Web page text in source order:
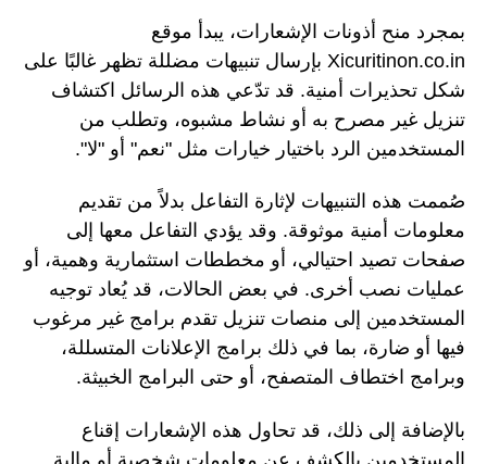
بمجرد منح أذونات الإشعارات، يبدأ موقع
Xicuritinon.co.in بإرسال تنبيهات مضللة تظهر غالبًا على
شكل تحذيرات أمنية. قد تدّعي هذه الرسائل اكتشاف
تنزيل غير مصرح به أو نشاط مشبوه، وتطلب من
المستخدمين الرد باختيار خيارات مثل "نعم" أو "لا".
صُممت هذه التنبيهات لإثارة التفاعل بدلاً من تقديم
معلومات أمنية موثوقة. وقد يؤدي التفاعل معها إلى
صفحات تصيد احتيالي، أو مخططات استثمارية وهمية، أو
عمليات نصب أخرى. في بعض الحالات، قد يُعاد توجيه
المستخدمين إلى منصات تنزيل تقدم برامج غير مرغوب
فيها أو ضارة، بما في ذلك برامج الإعلانات المتسللة،
وبرامج اختطاف المتصفح، أو حتى البرامج الخبيثة.
بالإضافة إلى ذلك، قد تحاول هذه الإشعارات إقناع
المستخدمين بالكشف عن معلومات شخصية أو مالية